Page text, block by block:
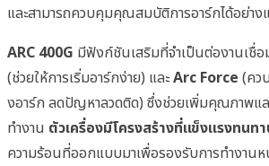
และสามารถควบคุมคุณสมบัติการอาร์กได้อย่าง
ARC 400G มีฟังก์ชันเสริมที่จำเป็นต่องานเชื่อ
(ช่วยให้การเริ่มอาร์กง่าย) และArc Force (คว
งอาร์ก ลดปัญหาลวดติด) ซึ่งช่วยเพิ่มคุณภาพแล
ทำงาน ตัวเครื่องมีโครงสร้างที่แข็งแรงทนท
ความร้อนที่ออกแบบมาเพื่อรองรับการทำงานห